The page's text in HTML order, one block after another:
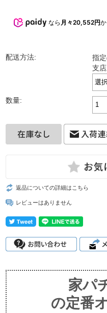
なら 月々20,552円
配送方法:
指
支
数量:
返品についての詳細はこちら
レビューはありません
家パ
の定番